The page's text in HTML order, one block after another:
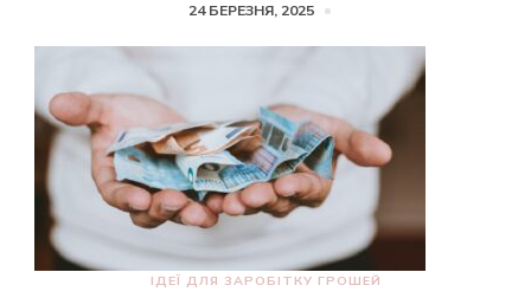
24 БЕРЕЗНЯ, 2025
ІДЕЇ ДЛЯ ЗАРОБІТКУ ГРОШЕЙ